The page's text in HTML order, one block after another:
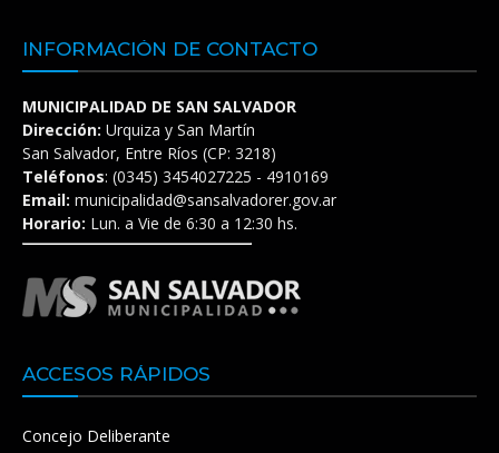
INFORMACIÓN DE CONTACTO
MUNICIPALIDAD DE SAN SALVADOR
Dirección: Urquiza y San Martín
San Salvador, Entre Ríos (CP: 3218)
Teléfonos: (0345) 3454027225 - 4910169
Email: municipalidad@sansalvadorer.gov.ar
Horario: Lun. a Vie de 6:30 a 12:30 hs.
ACCESOS RÁPIDOS
Concejo Deliberante